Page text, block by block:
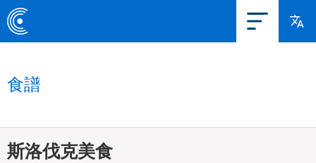
食譜
斯洛伐克美食